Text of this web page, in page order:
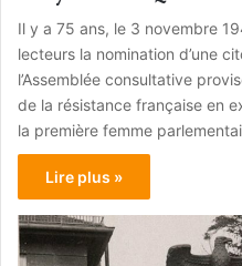
Il y a 75 ans, le 3 novembre
lecteurs la nomination d’une
l’Assemblée consultative
de la résistance française en
la première femme
Lire plus »